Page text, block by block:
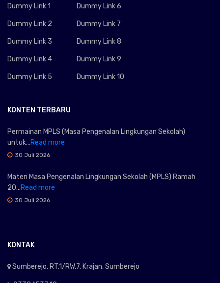
Dummy Link 1
Dummy Link 2
Dummy Link 3
Dummy Link 4
Dummy Link 5
Dummy Link 6
Dummy Link 7
Dummy Link 8
Dummy Link 9
Dummy Link 10
KONTEN TERBARU
Permainan MPLS (Masa Pengenalan Lingkungan Sekolah)
untuk...Read more
30 Juli 2026
Materi Masa Pengenalan Lingkungan Sekolah (MPLS) Ramah
20...Read more
30 Juli 2026
KONTAK
Sumberejo, RT.1/RW.7. Krajan, Sumberejo